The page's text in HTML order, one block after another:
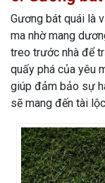
Gương bát quái là
ma nhờ mang
treo trước nhà để
quấy phá của yêu
giúp đảm bảo sự
sẽ mang đến tài